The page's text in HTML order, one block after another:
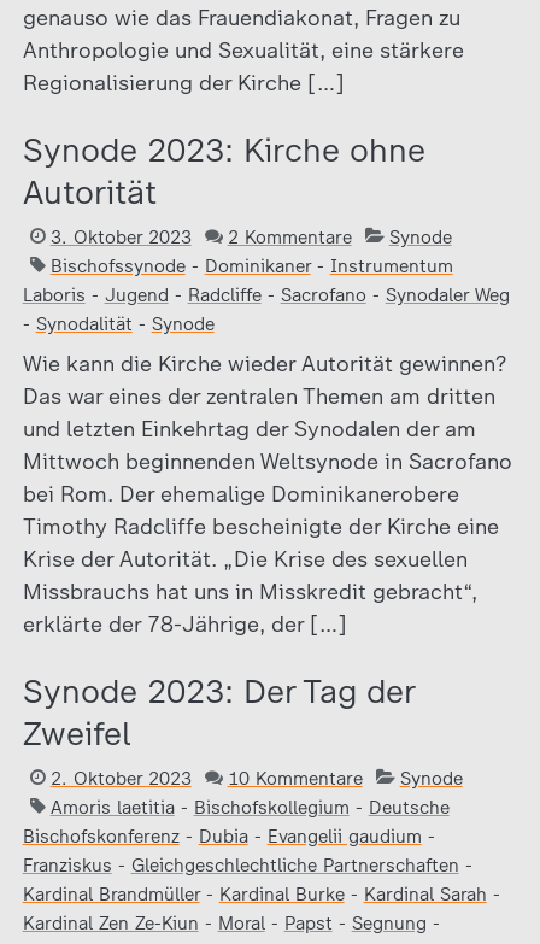
genauso wie das Frauendiakonat, Fragen zu
Anthropologie und Sexualität, eine stärkere
Regionalisierung der Kirche […]
Synode 2023: Kirche ohne
Autorität
3. Oktober 2023 2 Kommentare
Synode
Bischofssynode- Dominikaner- Instrumentum
Laboris - Jugend - Radcliffe- Sacrofano - Synodaler Weg
- Synodalität - Synode
Wie kann die Kirche wieder Autorität gewinnen?
Das war eines der zentralen Themen am dritten
und letzten Einkehrtag der Synodalen der am
Mittwoch beginnenden Weltsynode in Sacrofano
bei Rom. Der ehemalige Dominikanerobere
Timothy Radcliffe bescheinigte der Kirche eine
Krise der Autorität. „Die Krise des sexuellen
Missbrauchs hat uns in Misskredit gebracht“,
erklärte der 78-Jährige, der […]
Synode 2023: Der Tag der
Zweifel
2. Oktober 2023 10 Kommentare
Synode
Amoris laetitia- Bischofskollegium - Deutsche
Bischofskonferenz- Dubia- Evangelii gaudium -
Franziskus - Gleichgeschlechtliche Partnerschaften -
Kardinal Brandmüller- Kardinal Burke- Kardinal Sarah -
Kardinal Zen Ze-Kiun - Moral- Papst - Segnung -